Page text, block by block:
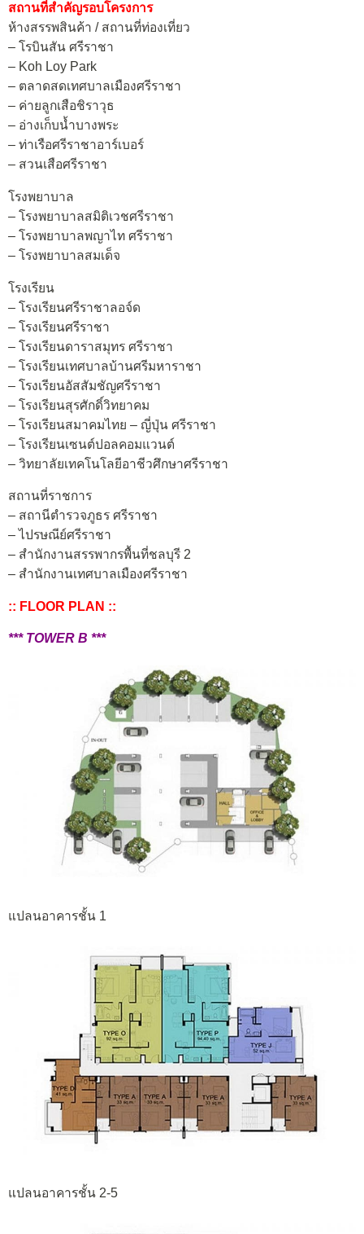
สถานที่สำคัญรอบโครงการ
ห้างสรรพสินค้า / สถานที่ท่องเที่ยว
– โรบินสัน ศรีราชา
– Koh Loy Park
– ตลาดสดเทศบาลเมืองศรีราชา
– ค่ายลูกเสือชิราวุธ
– อ่างเก็บน้ำบางพระ
– ท่าเรือศรีราชาอาร์เบอร์
– สวนเสือศรีราชา
โรงพยาบาล
– โรงพยาบาลสมิติเวชศรีราชา
– โรงพยาบาลพญาไท ศรีราชา
– โรงพยาบาลสมเด็จ
โรงเรียน
– โรงเรียนศรีราชาลอจ์ด
– โรงเรียนศรีราชา
– โรงเรียนดาราสมุทร ศรีราชา
– โรงเรียนเทศบาลบ้านศรีมหาราชา
– โรงเรียนอัสสัมชัญศรีราชา
– โรงเรียนสุรศักดิ์วิทยาคม
– โรงเรียนสมาคมไทย – ญี่ปุ่น ศรีราชา
– โรงเรียนเซนต์ปอลคอมแวนต์
– วิทยาลัยเทคโนโลยีอาชีวศึกษาศรีราชา
สถานที่ราชการ
– สถานีตำรวจภูธร ศรีราชา
– ไปรษณีย์ศรีราชา
– สำนักงานสรรพากรพื้นที่ชลบุรี 2
– สำนักงานเทศบาลเมืองศรีราชา
:: FLOOR PLAN ::
*** TOWER B ***
แปลนอาคารชั้น 1
แปลนอาคารชั้น 2-5